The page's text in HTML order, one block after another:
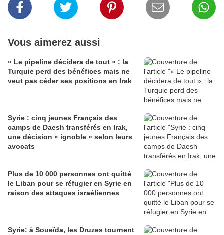
Vous aimerez aussi
« Le pipeline décidera de tout » : la
Turquie perd des bénéfices mais ne
veut pas céder ses positions en Irak
Syrie : cinq jeunes Français des
camps de Daesh transférés en Irak,
une décision « ignoble » selon leurs
avocats
Plus de 10 000 personnes ont quitté
le Liban pour se réfugier en Syrie en
raison des attaques israéliennes
Syrie: à Soueïda, les Druzes tournent